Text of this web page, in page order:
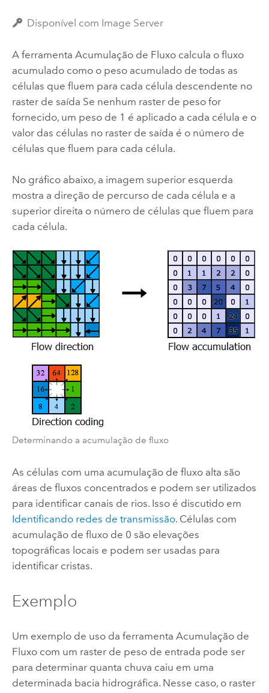
Disponível com Image Server
A ferramenta Acumulação de Fluxocalcula o fluxo
acumulado como o peso acumulado de todas as
células que fluem para cada célula descendente no
raster de saída Se nenhum raster de peso for
fornecido, um peso de 1 é aplicado a cada célula e o
valor das células no raster de saída é o número de
células que fluem para cada célula.
No gráfico abaixo, a imagem superior esquerda
mostra a direção de percurso de cada célula e a
superior direita o número de células que fluem para
cada célula.
Determinando a acumulação de fluxo
As células com uma acumulação de fluxo alta são
áreas de fluxos concentrados e podem ser utilizados
para identificar canais de rios. Isso é discutido em
Identificando redes de transmissão. Células com
acumulação de fluxo de 0 são elevações
topográficas locais e podem ser usadas para
identificar cristas.
Exemplo
Um exemplo de uso da ferramenta Acumulação de
Fluxocom um raster de peso de entrada pode ser
para determinar quanta chuva caiu em uma
determinada bacia hidrográfica. Nesse caso, o raster